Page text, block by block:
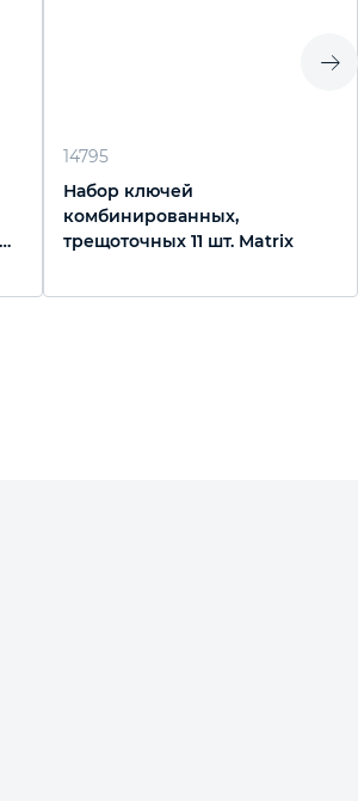
14795
Набор ключей
комбинированных,
трещоточных 11 шт. Matrix